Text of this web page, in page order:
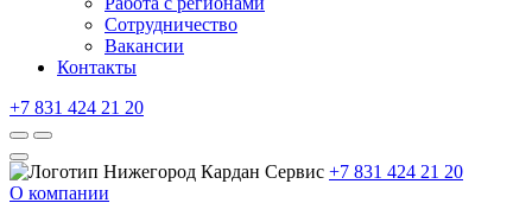
Сотрудничество
Вакансии
Контакты
+7 831 424 21 20
+7 831 424 21 20
О компании